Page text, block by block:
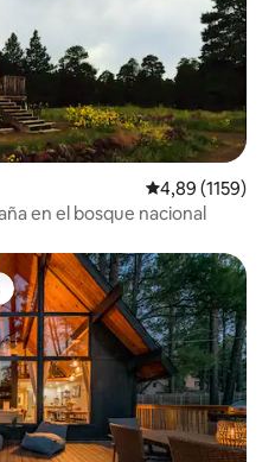
Calificación
4,89 (1159)
en el bosque nacional
más destacados